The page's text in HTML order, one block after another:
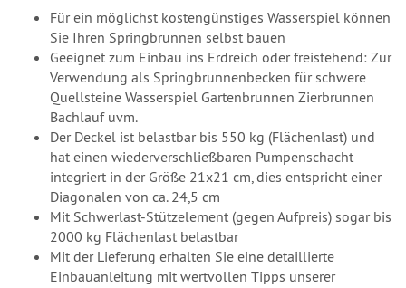
Für ein möglichst kostengünstiges Wasserspiel können
Sie Ihren Springbrunnen selbst bauen
Geeignet zum Einbau ins Erdreich oder freistehend: Zur
Verwendung als Springbrunnenbecken für schwere
Quellsteine Wasserspiel Gartenbrunnen Zierbrunnen
Bachlauf uvm.
Der Deckel ist belastbar bis 550 kg (Flächenlast) und
hat einen wiederverschließbaren Pumpenschacht
integriert in der Größe 21x21 cm, dies entspricht einer
Diagonalen von ca. 24,5 cm
Mit Schwerlast-Stützelement (gegen Aufpreis) sogar bis
2000 kg Flächenlast belastbar
Mit der Lieferung erhalten Sie eine detaillierte
Einbauanleitung mit wertvollen Tipps unserer